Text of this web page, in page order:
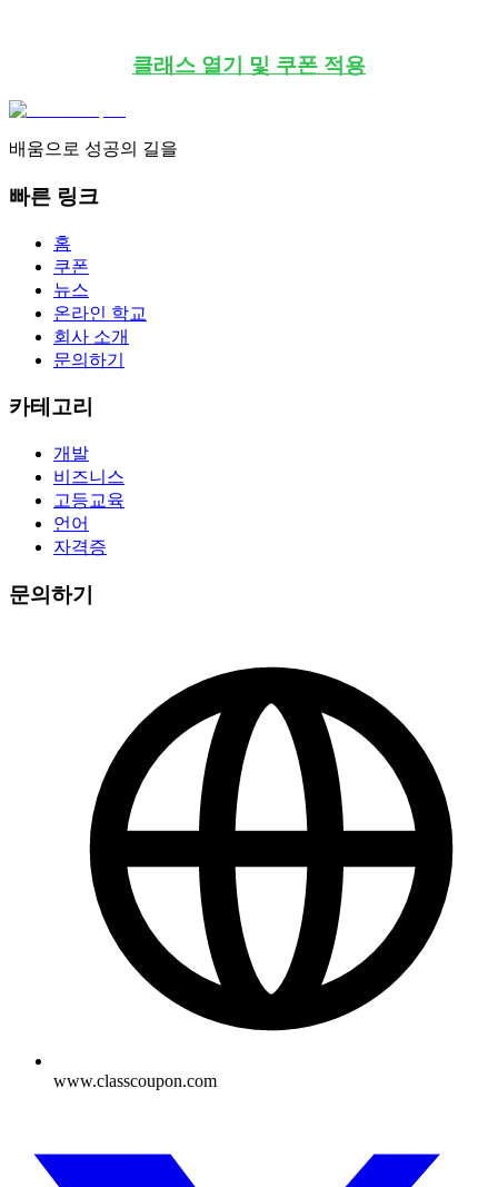
클래스 열기 및 쿠폰 적용
배움으로 성공의 길을
빠른 링크
홈
쿠폰
뉴스
온라인 학교
회사 소개
문의하기
카테고리
개발
비즈니스
고등교육
언어
자격증
문의하기
www.classcoupon.com